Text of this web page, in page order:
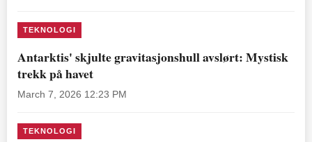
TEKNOLOGI
Antarktis' skjulte gravitasjonshull avslørt: Mystisk
trekk på havet
March 7, 2026 12:23 PM
TEKNOLOGI